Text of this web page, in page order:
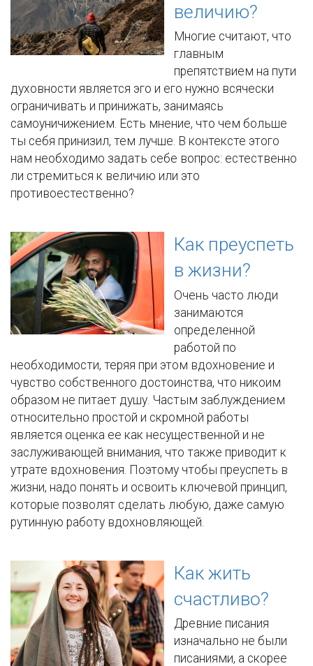
величию?
Многие считают, что
главным
препятствием на пути
духовности является эго и его нужно всячески
ограничивать и принижать, занимаясь
самоуничижением. Есть мнение, что чем больше
ты себя принизил, тем лучше. В контексте этого
нам необходимо задать себе вопрос: естественно
ли стремиться к величию или это
противоестественно?
Как преуспеть
в жизни?
Очень часто люди
занимаются
определенной
работой по
необходимости, теряя при этом вдохновение и
чувство собственного достоинства, что никоим
образом не питает душу. Частым заблуждением
относительно простой и скромной работы
является оценка ее как несущественной и не
заслуживающей внимания, что также приводит к
утрате вдохновения. Поэтому чтобы преуспеть в
жизни, надо понять и освоить ключевой принцип,
которые позволят сделать любую, даже самую
рутинную работу вдохновляющей.
Как жить
счастливо?
Древние писания
изначально не были
писаниями, а скорее